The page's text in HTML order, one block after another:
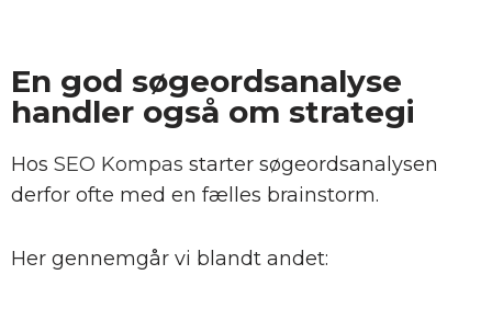
En god søgeordsanalyse
handler også om strategi
Hos SEO Kompas starter søgeordsanalysen
derfor ofte med en fælles brainstorm.
Her gennemgår vi blandt andet: